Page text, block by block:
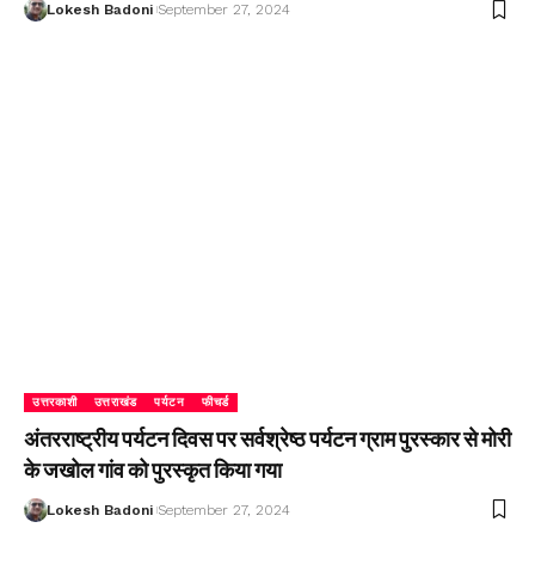
Lokesh Badoni September 27, 2024
उत्तरकाशी उत्तराखंड पर्यटन फीचर्ड
अंतरराष्ट्रीय पर्यटन दिवस पर सर्वश्रेष्ठ पर्यटन ग्राम पुरस्कार से मोरी
के जखोल गांव को पुरस्कृत किया गया
Lokesh Badoni September 27, 2024